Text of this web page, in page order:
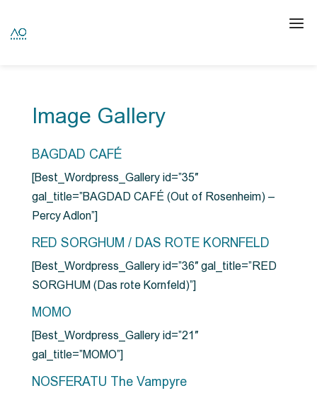
Image Gallery
BAGDAD CAFÉ
[Best_Wordpress_Gallery id=”35″
gal_title=”BAGDAD CAFÉ (Out of Rosenheim) –
Percy Adlon”]
RED SORGHUM / DAS ROTE KORNFELD
[Best_Wordpress_Gallery id=”36″ gal_title=”RED
SORGHUM (Das rote Kornfeld)”]
MOMO
[Best_Wordpress_Gallery id=”21″
gal_title=”MOMO”]
NOSFERATU The Vampyre